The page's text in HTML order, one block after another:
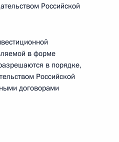
Российской
в форме
в порядке,
Российской
договорами